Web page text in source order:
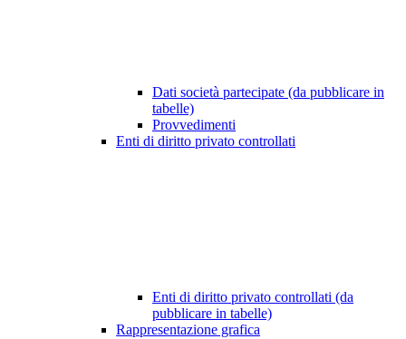
Dati società partecipate (da pubblicare in
tabelle)
Provvedimenti
Enti di diritto privato controllati
Enti di diritto privato controllati (da
pubblicare in tabelle)
Rappresentazione grafica